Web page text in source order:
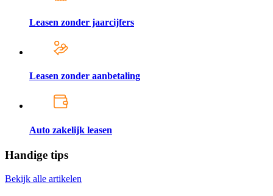
Leasen zonder jaarcijfers
Leasen zonder aanbetaling
Auto zakelijk leasen
Handige tips
Bekijk alle artikelen